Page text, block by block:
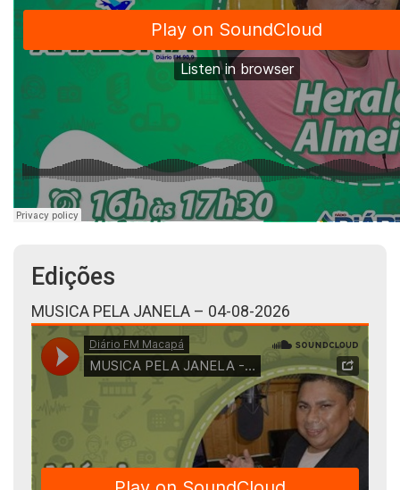
Edições
MUSICA PELA JANELA – 04-08-2026